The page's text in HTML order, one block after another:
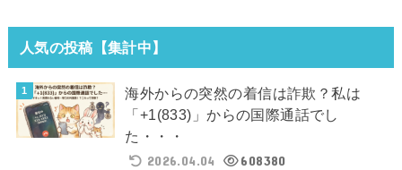
人気の投稿【集計中】
海外からの突然の着信は詐欺？私は
「+1(833)」からの国際通話でし
た・・・
2026.04.04
608380